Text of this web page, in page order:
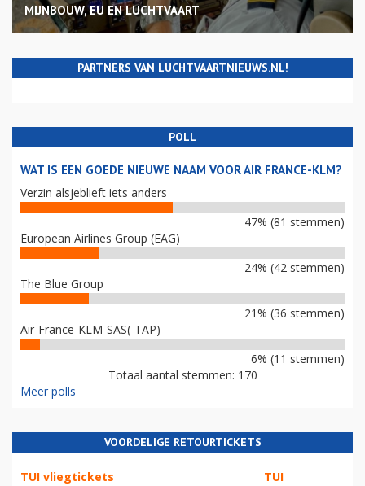
MIJNBOUW, EU EN LUCHTVAART
PARTNERS VAN LUCHTVAARTNIEUWS.NL!
POLL
WAT IS EEN GOEDE NIEUWE NAAM VOOR AIR FRANCE-KLM?
Verzin alsjeblieft iets anders
47% (81 stemmen)
European Airlines Group (EAG)
24% (42 stemmen)
The Blue Group
21% (36 stemmen)
Air-France-KLM-SAS(-TAP)
6% (11 stemmen)
Totaal aantal stemmen: 170
Meer polls
VOORDELIGE RETOURTICKETS
TUI vliegtickets TUI